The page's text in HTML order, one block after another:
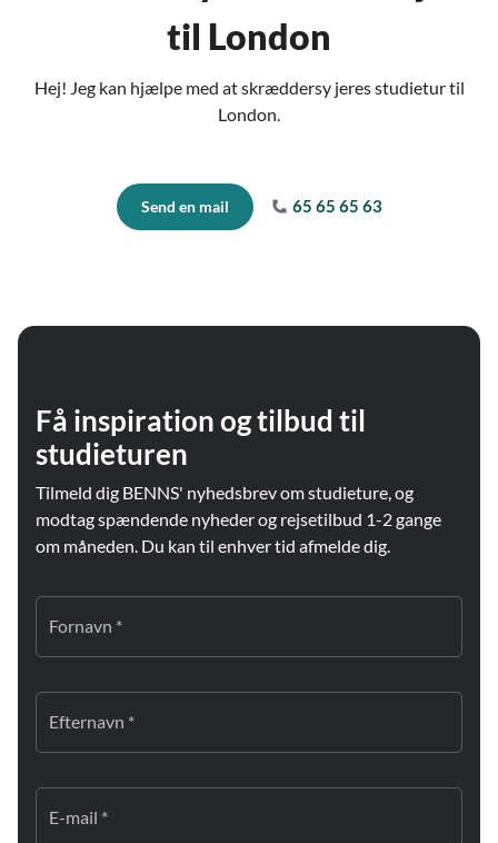
til London
Hej! Jeg kan hjælpe med at skræddersy jeres studietur til
London.
Send en mail 65 65 65 63
Få inspiration og tilbud til
studieturen
Tilmeld dig BENNS' nyhedsbrev om studieture, og
modtag spændende nyheder og rejsetilbud 1-2 gange
om måneden. Du kan til enhver tid afmelde dig.
Fornavn *
Efternavn *
E-mail *